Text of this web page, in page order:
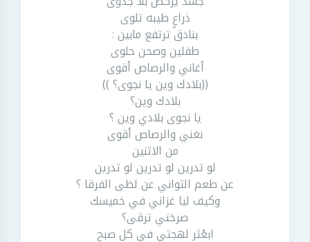
ذراعٍ طيبه تلوى
بنادق ترتفع مابين :
طفلين وصحن حلوى
أغاني والرصاص أقوى
((بلادك وين يا نجوى؟ ))
بلادك وين؟
يا نجوى بلادي وين ؟
نغني والرصاص أقوى
من الاثنين
لو تدرين لو تدرين لو تدرين
عن طعم الثواني عن لظى الفرقا ؟
وكيف ليا غزاني في خميسك
صرختي ترقى؟
ابعْثر لهجتي في كل صبح